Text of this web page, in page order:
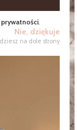
.
Nie, dziękuje
na dole strony